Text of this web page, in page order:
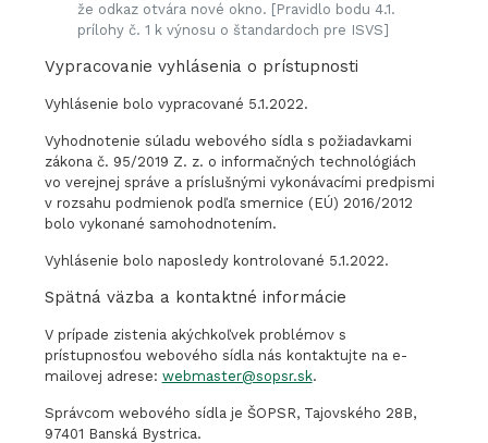
že odkaz otvára nové okno. [Pravidlo bodu 4.1.
prílohy č. 1 k výnosu o štandardoch pre ISVS]
Vypracovanie vyhlásenia o prístupnosti
Vyhlásenie bolo vypracované 5.1.2022.
Vyhodnotenie súladu webového sídla s požiadavkami
zákona č. 95/2019 Z. z. o informačných technológiách
vo verejnej správe a príslušnými vykonávacími predpismi
v rozsahu podmienok podľa smernice (EÚ) 2016/2012
bolo vykonané samohodnotením.
Vyhlásenie bolo naposledy kontrolované 5.1.2022.
Spätná väzba a kontaktné informácie
V prípade zistenia akýchkoľvek problémov s
prístupnosťou webového sídla nás kontaktujte na e-
mailovej adrese: webmaster@sopsr.sk.
Správcom webového sídla je ŠOPSR, Tajovského 28B,
97401 Banská Bystrica.